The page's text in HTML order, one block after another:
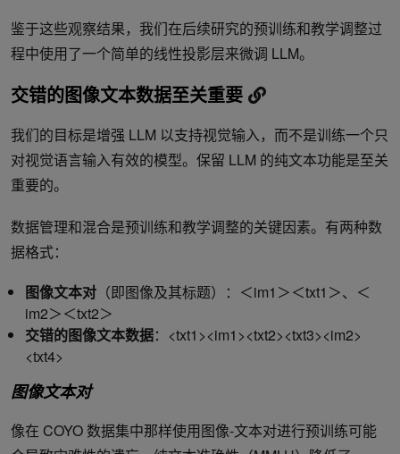
鉴于这些观察结果，我们在后续研究的预训练和教学调整过
程中使用了一个简单的线性投影层来微调 LLM。
交错的图像文本数据至关重要
我们的目标是增强 LLM 以支持视觉输入，而不是训练一个只
对视觉语言输入有效的模型。保留 LLM 的纯文本功能是至关
重要的。
数据管理和混合是预训练和教学调整的关键因素。有两种数
据格式：
图像文本对 （即图像及其标题）：＜im1＞＜txt1＞、＜
im2＞＜txt2＞
交错的图像文本数据：<txt1><im1><txt2><txt3><im2>
<txt4>
图像文本对
像在 COYO 数据集中那样使用图像-文本对进行预训练可能